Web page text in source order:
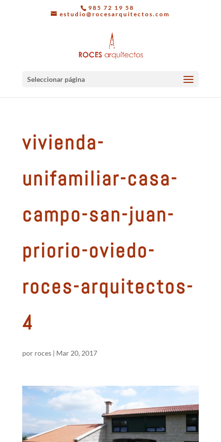
985 72 19 58
estudio@rocesarquitectos.com
Seleccionar página
vivienda-
unifamiliar-casa-
campo-san-juan-
priorio-oviedo-
roces-arquitectos-
4
por roces| Mar 20, 2017